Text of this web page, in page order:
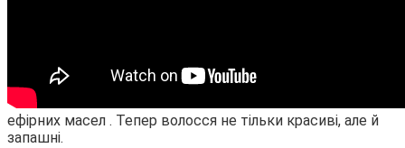
ефірних масел . Тепер волосся не тільки красиві, але й
запашні.